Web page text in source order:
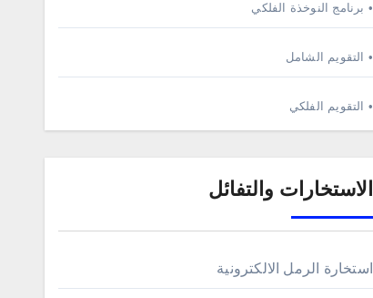
• برنامج النوخذة الفلكي
• التقويم الشامل
• التقويم الفلكي
الاستخارات والتفائل
استخارة الرمل الالكترونية